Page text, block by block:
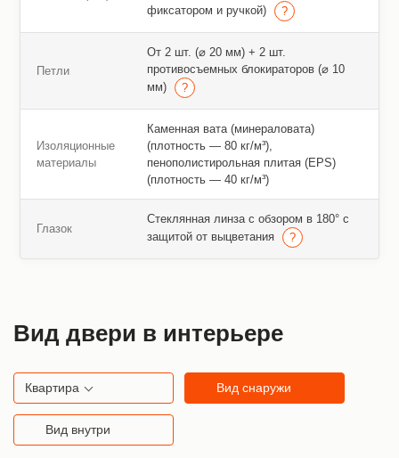
фиксатором и ручкой)
Петли
От 2 шт. (⌀ 20 мм) + 2 шт.
противосъемных блокираторов (⌀ 10
мм)
Изоляционные
материалы
Каменная вата (минераловата)
(плотность — 80 кг/м³),
пенополистирольная плитая (EPS)
(плотность — 40 кг/м³)
Глазок
Стеклянная линза с обзором в 180° с
защитой от выцветания
Вид двери в интерьере
Квартира Вид снаружи
Вид внутри